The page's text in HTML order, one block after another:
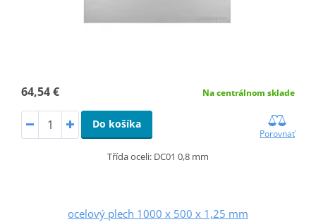
64,54 € Na centrálnom sklade
Do košíka
Porovnať
Třída oceli: DC01 0,8 mm
ocelový plech 1000 x 500 x 1,25 mm